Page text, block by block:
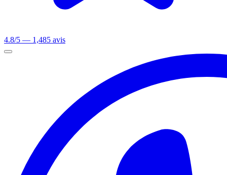
4.8/5 — 1,485 avis
Ouvrir le menu